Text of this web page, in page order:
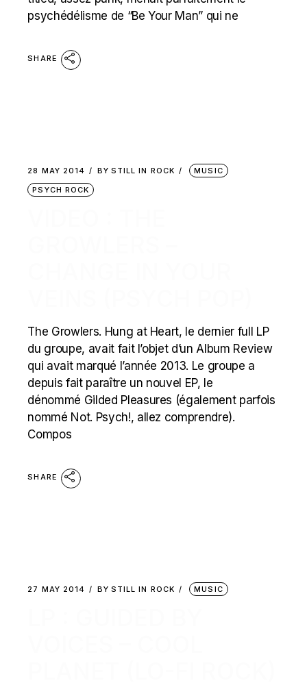
psychédélisme de “Be Your Man” qui ne
SHARE
28 MAY 2014 BY STILL IN ROCK
MUSIC
PSYCH ROCK
The Growlers. Hung at Heart, le dernier full LP
du groupe, avait fait l’objet d’un Album Review
qui avait marqué l’année 2013. Le groupe a
depuis fait paraître un nouvel EP, le
dénommé Gilded Pleasures (également parfois
nommé Not. Psych!, allez comprendre).
Compos
SHARE
27 MAY 2014 BY STILL IN ROCK MUSIC